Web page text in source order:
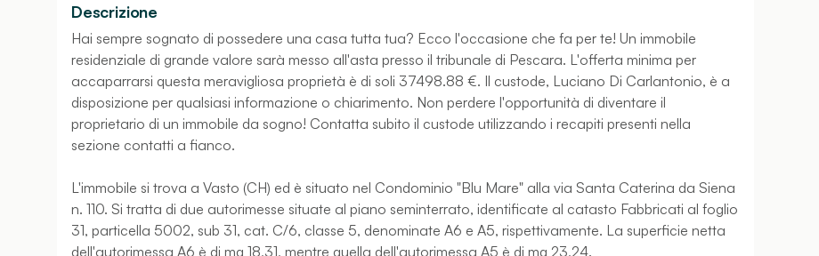
Descrizione
Hai sempre sognato di possedere una casa tutta tua? Ecco l'occasione che fa per te! Un immobile
residenziale di grande valore sarà messo all'asta presso il tribunale di Pescara. L'offerta minima per
accaparrarsi questa meravigliosa proprietà è di soli 37498.88 €. Il custode, Luciano Di Carlantonio, è a
disposizione per qualsiasi informazione o chiarimento. Non perdere l'opportunità di diventare il
proprietario di un immobile da sogno! Contatta subito il custode utilizzando i recapiti presenti nella
sezione contatti a fianco.
L'immobile si trova a Vasto (CH) ed è situato nel Condominio "Blu Mare" alla via Santa Caterina da Siena
n. 110. Si tratta di due autorimesse situate al piano seminterrato, identificate al catasto Fabbricati al foglio
31, particella 5002, sub 31, cat. C/6, classe 5, denominate A6 e A5, rispettivamente. La superficie netta
dell'autorimessa A6 è di mq 18,31, mentre quella dell'autorimessa A5 è di mq 23,24.